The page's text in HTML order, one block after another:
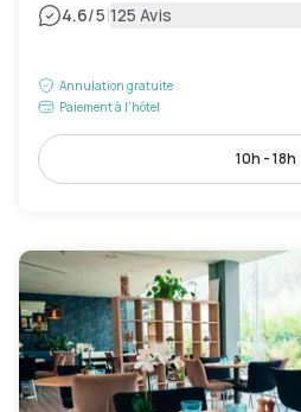
4.6/5|125 Avis
Annulation gratuite
Paiement à l'hôtel
10h - 18h